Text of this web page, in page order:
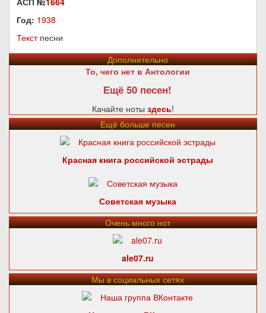
Год: 1938
Текстпесни
Дополнительно
То, чего нет в Антологии
Ещё 50 песен!
Качайте ноты здесь!
Ещё больше песен
Красная книга российской эстрады
Советская музыка
Очень много нот
ale07.ru
Мы в социальных сетях